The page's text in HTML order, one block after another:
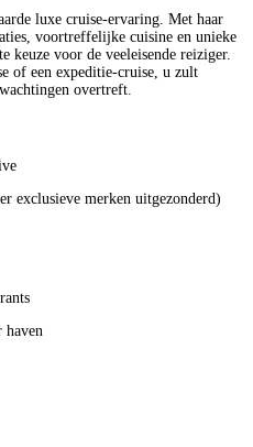
luxe cruise-ervaring. Met haar
voortreffelijke cuisine en unieke
keuze voor de veeleisende reiziger.
of een expeditie-cruise, u zult
overtreft.
exclusieve merken uitgezonderd)
haven